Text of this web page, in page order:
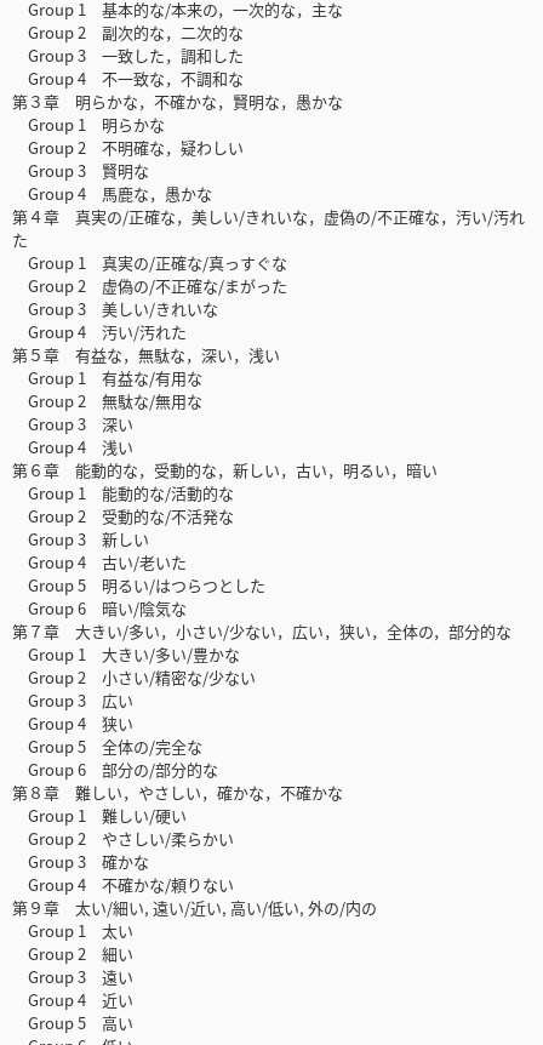
Group 1 基本的な/本来の，一次的な，主な
Group 2 副次的な，二次的な
Group 3 一致した，調和した
Group 4 不一致な，不調和な
第３章 明らかな，不確かな，賢明な，愚かな
Group 1 明らかな
Group 2 不明確な，疑わしい
Group 3 賢明な
Group 4 馬鹿な，愚かな
第４章 真実の/正確な，美しい/きれいな，虚偽の/不正確な，汚い/汚れ
た
Group 1 真実の/正確な/真っすぐな
Group 2 虚偽の/不正確な/まがった
Group 3 美しい/きれいな
Group 4 汚い/汚れた
第５章 有益な，無駄な，深い，浅い
Group 1 有益な/有用な
Group 2 無駄な/無用な
Group 3 深い
Group 4 浅い
第６章 能動的な，受動的な，新しい，古い，明るい，暗い
Group 1 能動的な/活動的な
Group 2 受動的な/不活発な
Group 3 新しい
Group 4 古い/老いた
Group 5 明るい/はつらつとした
Group 6 暗い/陰気な
第７章 大きい/多い，小さい/少ない，広い，狭い，全体の，部分的な
Group 1 大きい/多い/豊かな
Group 2 小さい/精密な/少ない
Group 3 広い
Group 4 狭い
Group 5 全体の/完全な
Group 6 部分の/部分的な
第８章 難しい，やさしい，確かな，不確かな
Group 1 難しい/硬い
Group 2 やさしい/柔らかい
Group 3 確かな
Group 4 不確かな/頼りない
第９章 太い/細い, 遠い/近い, 高い/低い, 外の/内の
Group 1 太い
Group 2 細い
Group 3 遠い
Group 4 近い
Group 5 高い